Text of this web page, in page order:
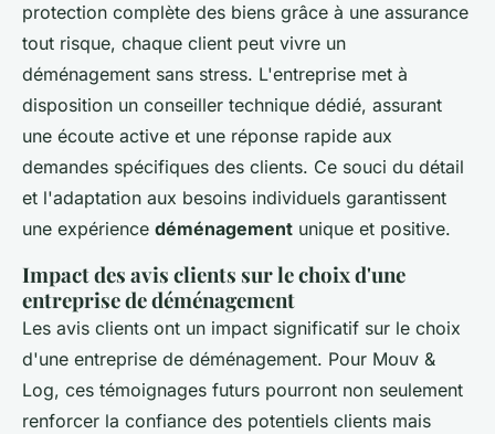
protection complète des biens grâce à une assurance
tout risque, chaque client peut vivre un
déménagement sans stress. L'entreprise met à
disposition un conseiller technique dédié, assurant
une écoute active et une réponse rapide aux
demandes spécifiques des clients. Ce souci du détail
et l'adaptation aux besoins individuels garantissent
une expérience déménagement unique et positive.
Impact des avis clients sur le choix d'une
entreprise de déménagement
Les avis clients ont un impact significatif sur le choix
d'une entreprise de déménagement. Pour Mouv &
Log, ces témoignages futurs pourront non seulement
renforcer la confiance des potentiels clients mais